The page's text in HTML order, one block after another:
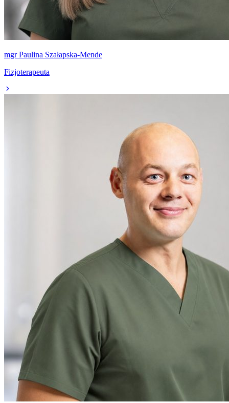
mgr Paulina Szałapska-Mende
Fizjoterapeuta